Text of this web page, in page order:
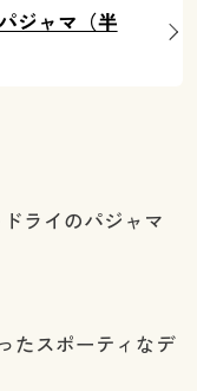
ジャマ（半
ライのパジャマ
たスポーティなデ